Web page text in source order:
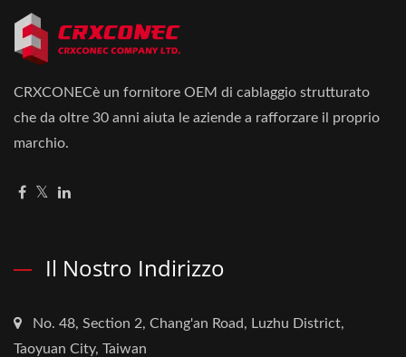
CRXCONECè un fornitore OEM di cablaggio strutturato
che da oltre 30 anni aiuta le aziende a rafforzare il proprio
marchio.
Il Nostro Indirizzo
No. 48, Section 2, Chang'an Road, Luzhu District,
Taoyuan City, Taiwan